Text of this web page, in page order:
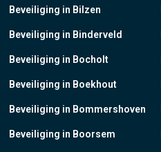
Beveiliging in Bilzen
Beveiliging in Binderveld
Beveiliging in Bocholt
Beveiliging in Boekhout
Beveiliging in Bommershoven
Beveiliging in Boorsem